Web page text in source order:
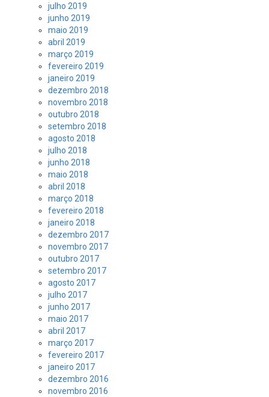
julho 2019
junho 2019
maio 2019
abril 2019
março 2019
fevereiro 2019
janeiro 2019
dezembro 2018
novembro 2018
outubro 2018
setembro 2018
agosto 2018
julho 2018
junho 2018
maio 2018
abril 2018
março 2018
fevereiro 2018
janeiro 2018
dezembro 2017
novembro 2017
outubro 2017
setembro 2017
agosto 2017
julho 2017
junho 2017
maio 2017
abril 2017
março 2017
fevereiro 2017
janeiro 2017
dezembro 2016
novembro 2016